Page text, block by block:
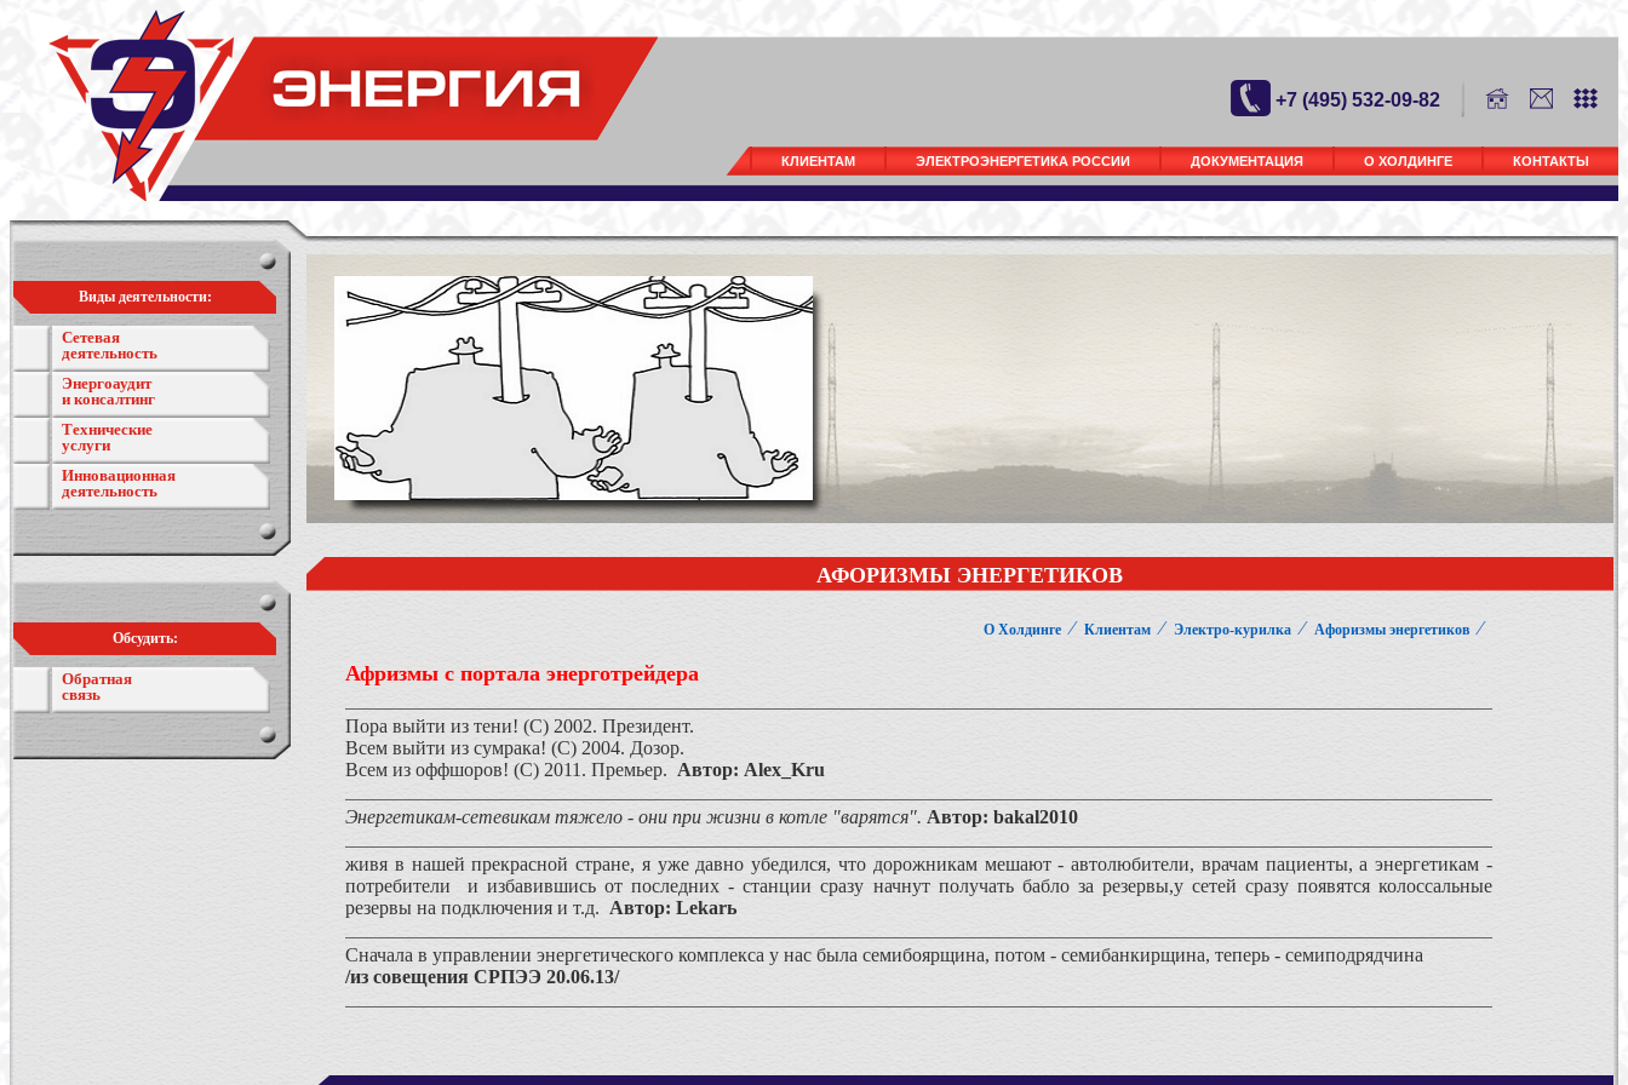
+7 (495) 532-09-82
КЛИЕНТАМ ЭЛЕКТРОЭНЕРГЕТИКА РОССИИ ДОКУМЕНТАЦИЯ О ХОЛДИНГЕ КОНТАКТЫ
Виды деятельности:
Сетевая
деятельность
Энергоаудит
и консалтинг
Технические
услуги
Инновационная
деятельность
Обсудить:
Обратная
связь
АФОРИЗМЫ ЭНЕРГЕТИКОВ
О Холдинге ⁄ Клиентам ⁄ Электро-курилка ⁄ Афоризмы энергетиков ⁄
Афризмы с портала энерготрейдера
Пора выйти из тени! (С) 2002. Президент.
Всем выйти из сумрака! (С) 2004. Дозор.
Всем из оффшоров! (С) 2011. Премьер. Автор: Alex_Kru
Энергетикам-сетевикам тяжело - они при жизни в котле "варятся". Автор: bakal2010
живя в нашей прекрасной стране, я уже давно убедился, что дорожникам мешают - автолюбители, врачам пациенты, а энергетикам -
потребители и избавившись от последних - станции сразу начнут получать бабло за резервы,у сетей сразу появятся колоссальные
резервы на подключения и т.д. Автор: Lekarь
Сначала в управлении энергетического комплекса у нас была семибоярщина, потом - семибанкирщина, теперь - семиподрядчина
/из совещения СРПЭЭ 20.06.13/